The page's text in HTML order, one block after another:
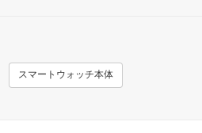
スマートウォッチ本体